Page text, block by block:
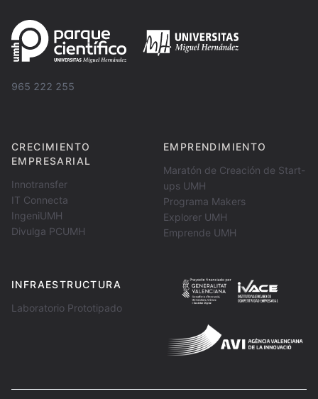
965 222 255
CRECIMIENTO
EMPRESARIAL
Innotransfer
IT Connecta
IngeniUMH
Divulga PCUMH
EMPRENDIMIENTO
Maratón de Creación de Start-
ups UMH
Programa Makers
Explorer UMH
Emprende UMH
INFRAESTRUCTURA
Laboratorio Prototipado